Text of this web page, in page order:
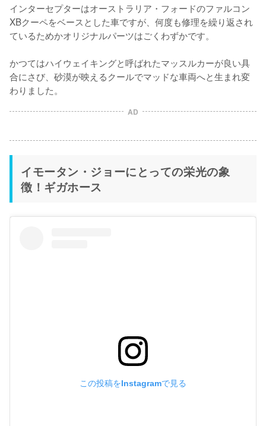
インターセプターはオーストラリア・フォードのファルコン
XBクーペをベースとした車ですが、何度も修理を繰り返され
ているためかオリジナルパーツはごくわずかです。
かつてはハイウェイキングと呼ばれたマッスルカーが良い具
合にさび、砂漠が映えるクールでマッドな車両へと生まれ変
わりました。
AD
イモータン・ジョーにとっての栄光の象
徴！ギガホース
この投稿をInstagramで見る